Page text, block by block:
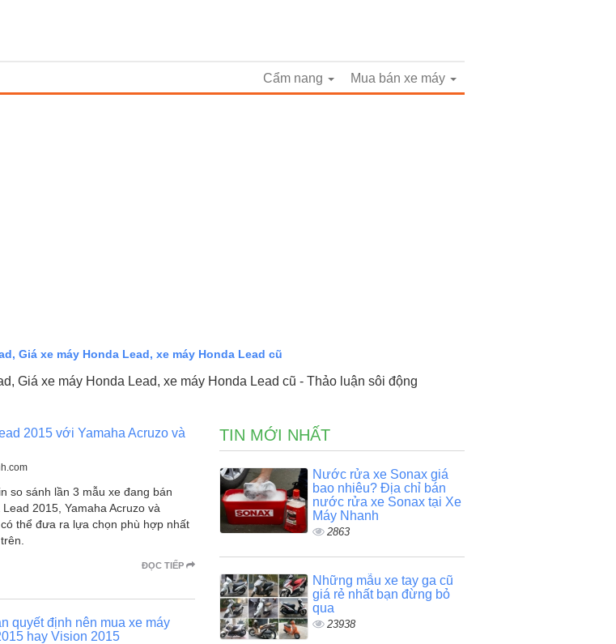
Mua bán xe máy
Cẩm nang
Giá xe máy Honda Lead, xe máy Honda Lead cũ
Giá xe máy Honda Lead, xe máy Honda Lead cũ - Thảo luận sôi động
2015 với Yamaha Acruzo và
so sánh lần 3 mẫu xe đang bán
2015, Yamaha Acruzo và
thể đưa ra lựa chọn phù hợp nhất
ĐỌC TIẾP
quyết định nên mua xe máy
hay Vision 2015
TIN MỚI NHẤT
Nước rửa xe Sonax giá
bao nhiêu? Địa chỉ bán
nước rửa xe Sonax tại Xe
Máy Nhanh
2863
Những mẫu xe tay ga cũ
giá rẻ nhất bạn đừng bỏ
qua
23938